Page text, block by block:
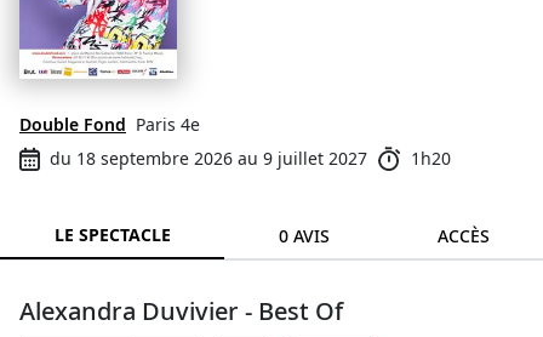
Double Fond Paris 4e
du 18 septembre 2026 au 9 juillet 2027
1h20
LE SPECTACLE 0 AVIS ACCÈS
Alexandra Duvivier - Best Of